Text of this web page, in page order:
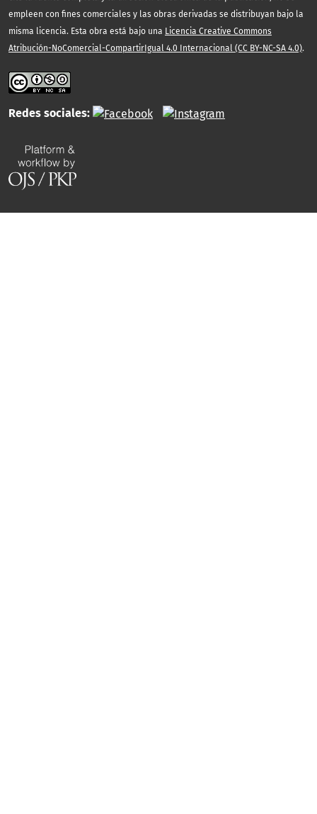
empleen con fines comerciales y las obras derivadas se distribuyan bajo la
misma licencia. Esta obra está bajo una Licencia Creative Commons
Atribución-NoComercial-CompartirIgual 4.0 Internacional (CC BY-NC-SA 4.0).
Redes sociales: